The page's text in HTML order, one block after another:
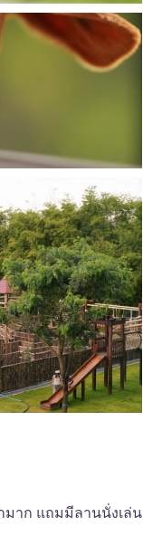
มาก แถมมีลานนั่งเล่น